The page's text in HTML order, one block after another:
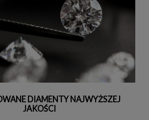
DIAMENTY NAJWYŻSZEJ
JAKOŚCI